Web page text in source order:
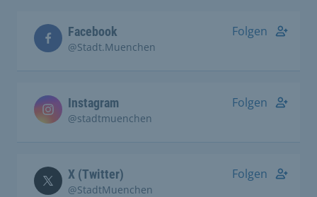
Facebook
@Stadt.Muenchen
Folgen
Instagram
@stadtmuenchen
Folgen
X (Twitter)
@StadtMuenchen
Folgen